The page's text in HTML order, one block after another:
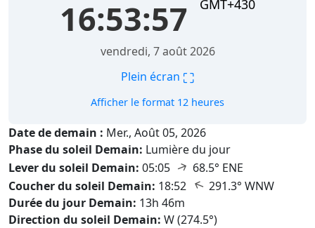
16:53:58 GMT+430
vendredi, 7 août 2026
Plein écran ⛶
Afficher le format 12 heures
Date de demain : Mer., Août 05, 2026
Phase du soleil Demain: Lumière du jour
Lever du soleil Demain: 05:05 ↑ 68.5° ENE
Coucher du soleil Demain: 18:52 ↑ 291.3° WNW
Durée du jour Demain: 13h 46m
Direction du soleil Demain: W (274.5°)